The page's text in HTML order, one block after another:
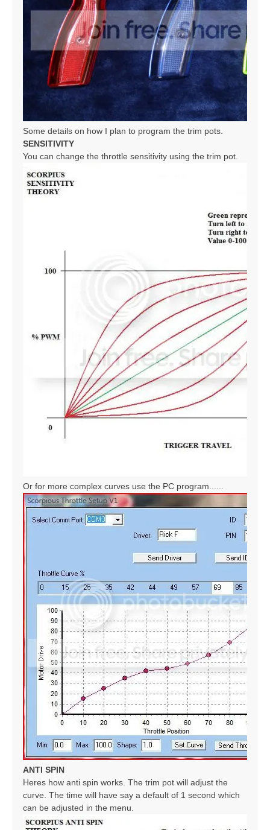
Some details on how I plan to program the trim pots.
SENSITIVITY
You can change the throttle sensitivity using the trim pot.
Or for more complex curves use the PC program......
ANTI SPIN
Heres how anti spin works. The trim pot will adjust the
curve. The time will have say a default of 1 second which
can be adjusted in the menu.